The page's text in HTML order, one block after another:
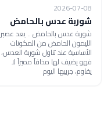
2026-07-08
شوربة عدس بالحامض
شوربة عدس بالحامض .. يعد عصير
الليمون الحامض من المكونات
الأساسية عند تناول شوربة العدس،
فهو يضيف لها مذاقاً مميزاً لا
يقاوم، جربيها اليوم